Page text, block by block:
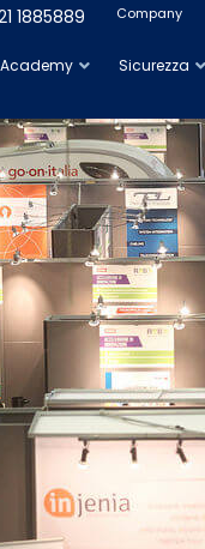
1885889 Company
Academy Sicurezza